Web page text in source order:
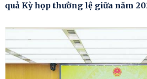
quả Kỳ họp thường lệ giữa năm